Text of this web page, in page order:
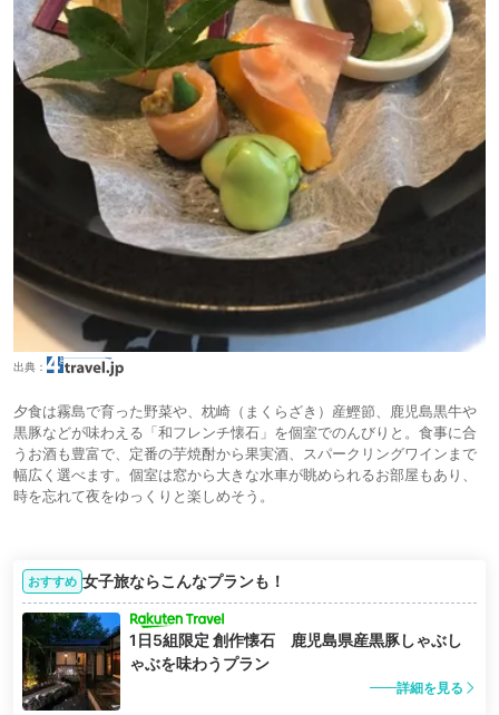
出典：
夕食は霧島で育った野菜や、枕崎（まくらざき）産鰹節、鹿児島黒牛や
黒豚などが味わえる「和フレンチ懐石」を個室でのんびりと。食事に合
うお酒も豊富で、定番の芋焼酎から果実酒、スパークリングワインまで
幅広く選べます。個室は窓から大きな水車が眺められるお部屋もあり、
時を忘れて夜をゆっくりと楽しめそう。
おすすめ 女子旅ならこんなプランも！
1日5組限定 創作懐石 鹿児島県産黒豚しゃぶし
ゃぶを味わうプラン
詳細を見る